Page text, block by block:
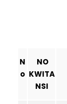
N
o
NO
KWITA
NSI